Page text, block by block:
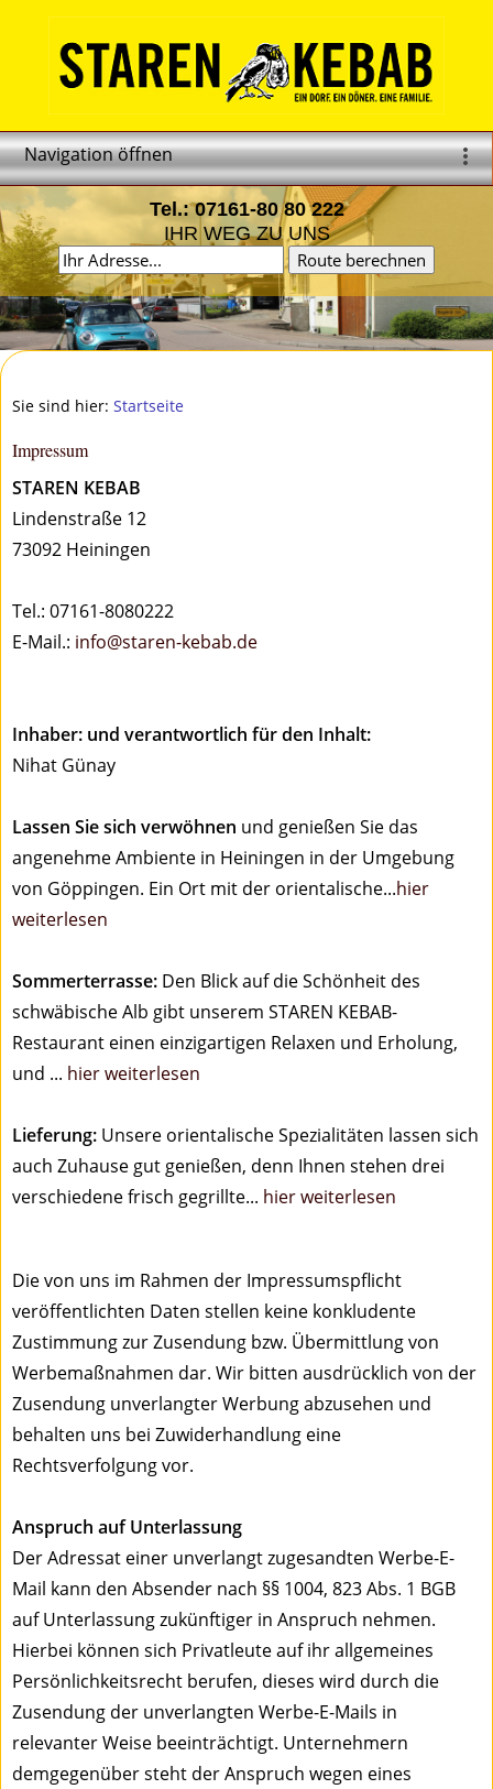
Navigation öffnen
Tel.: 07161-80 80 222
IHR WEG ZU UNS
Sie sind hier: Startseite
Impressum
STAREN KEBAB
Lindenstraße 12
73092 Heiningen
Tel.: 07161-8080222
E-Mail.: info@staren-kebab.de
Inhaber: und verantwortlich für den Inhalt:
Nihat Günay
Lassen Sie sich verwöhnen und genießen Sie das
angenehme Ambiente in Heiningen in der Umgebung
von Göppingen. Ein Ort mit der orientalische...hier
weiterlesen
Sommerterrasse: Den Blick auf die Schönheit des
schwäbische Alb gibt unserem STAREN KEBAB-
Restaurant einen einzigartigen Relaxen und Erholung,
und ... hier weiterlesen
Lieferung: Unsere orientalische Spezialitäten lassen sich
auch Zuhause gut genießen, denn Ihnen stehen drei
verschiedene frisch gegrillte... hier weiterlesen
Die von uns im Rahmen der Impressumspflicht
veröffentlichten Daten stellen keine konkludente
Zustimmung zur Zusendung bzw. Übermittlung von
Werbemaßnahmen dar. Wir bitten ausdrücklich von der
Zusendung unverlangter Werbung abzusehen und
behalten uns bei Zuwiderhandlung eine
Rechtsverfolgung vor.
Anspruch auf Unterlassung
Der Adressat einer unverlangt zugesandten Werbe-E-
Mail kann den Absender nach §§ 1004, 823 Abs. 1 BGB
auf Unterlassung zukünftiger in Anspruch nehmen.
Hierbei können sich Privatleute auf ihr allgemeines
Persönlichkeitsrecht berufen, dieses wird durch die
Zusendung der unverlangten Werbe-E-Mails in
relevanter Weise beeinträchtigt. Unternehmern
demgegenüber steht der Anspruch wegen eines